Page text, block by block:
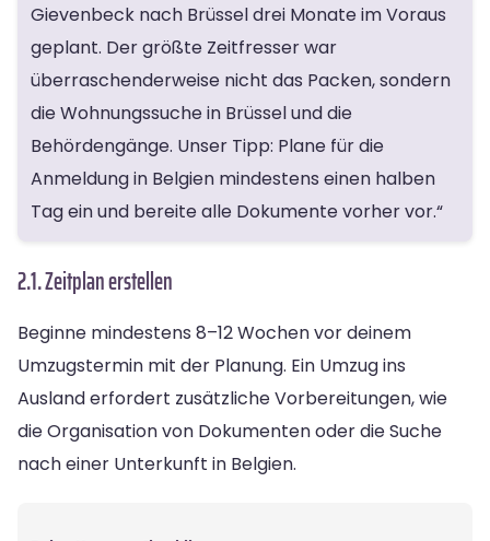
Gievenbeck nach Brüssel drei Monate im Voraus
geplant. Der größte Zeitfresser war
überraschenderweise nicht das Packen, sondern
die Wohnungssuche in Brüssel und die
Behördengänge. Unser Tipp: Plane für die
Anmeldung in Belgien mindestens einen halben
Tag ein und bereite alle Dokumente vorher vor.“
2.1. Zeitplan erstellen
Beginne mindestens 8–12 Wochen vor deinem
Umzugstermin mit der Planung. Ein Umzug ins
Ausland erfordert zusätzliche Vorbereitungen, wie
die Organisation von Dokumenten oder die Suche
nach einer Unterkunft in Belgien.